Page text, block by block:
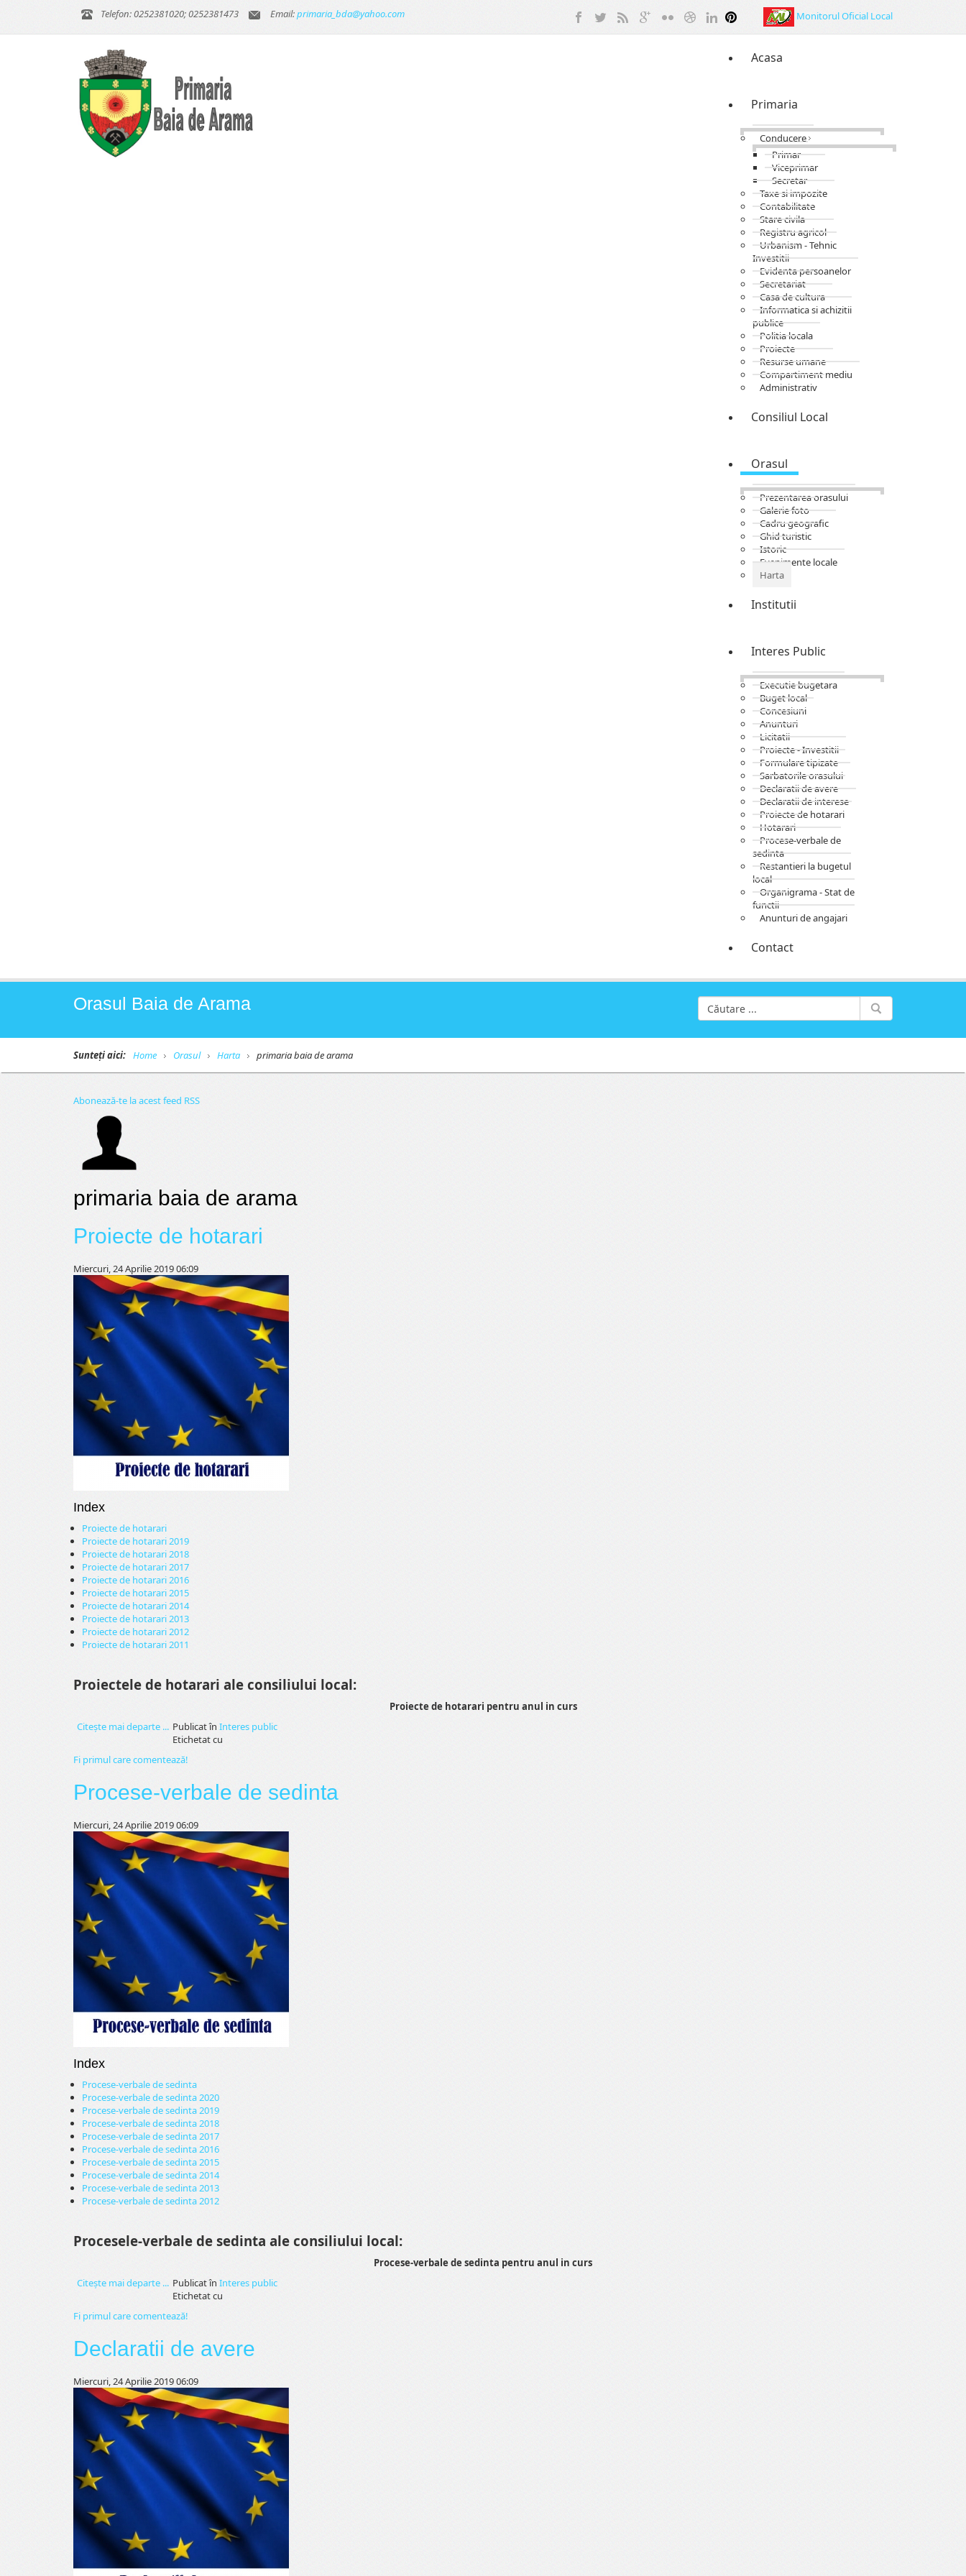
Telefon: 0252381020; 0252381473 Email:primaria_bda@yahoo.com Monitorul Oficial Local
Acasa
Primaria
Conducere
Primar
Viceprimar
Secretar
Taxe si impozite
Contabilitate
Stare civila
Registru agricol
Urbanism - Tehnic
Investitii
Evidenta persoanelor
Secretariat
Casa de cultura
Informatica si achizitii
publice
Politia locala
Proiecte
Resurse umane
Compartiment mediu
Administrativ
Consiliul Local
Orasul
Prezentarea orasului
Galerie foto
Cadru geografic
Ghid turistic
Istoric
Evenimente locale
Harta
Institutii
Interes Public
Executie bugetara
Buget local
Concesiuni
Anunturi
Licitatii
Proiecte - Investitii
Formulare tipizate
Sarbatorile orasului
Declaratii de avere
Declaratii de interese
Proiecte de hotarari
Hotarari
Procese-verbale de
sedinta
Restantieri la bugetul
local
Organigrama - Stat de
functii
Anunturi de angajari
Contact
Orasul Baia de Arama
Sunteți aici: Home Orasul Harta primaria baia de arama
Abonează-te la acest feed RSS
primaria baia de arama
Proiecte de hotarari
Miercuri, 24 Aprilie 2019 06:09
Index
Proiecte de hotarari
Proiecte de hotarari 2019
Proiecte de hotarari 2018
Proiecte de hotarari 2017
Proiecte de hotarari 2016
Proiecte de hotarari 2015
Proiecte de hotarari 2014
Proiecte de hotarari 2013
Proiecte de hotarari 2012
Proiecte de hotarari 2011
Proiectele de hotarari ale consiliului local:
Proiecte de hotarari pentru anul in curs
Citeşte mai departe ... Publicat în Interes public
Etichetat cu
Fi primul care comentează!
Procese-verbale de sedinta
Miercuri, 24 Aprilie 2019 06:09
Index
Procese-verbale de sedinta
Procese-verbale de sedinta 2020
Procese-verbale de sedinta 2019
Procese-verbale de sedinta 2018
Procese-verbale de sedinta 2017
Procese-verbale de sedinta 2016
Procese-verbale de sedinta 2015
Procese-verbale de sedinta 2014
Procese-verbale de sedinta 2013
Procese-verbale de sedinta 2012
Procesele-verbale de sedinta ale consiliului local:
Procese-verbale de sedinta pentru anul in curs
Citeşte mai departe ... Publicat în Interes public
Etichetat cu
Fi primul care comentează!
Declaratii de avere
Miercuri, 24 Aprilie 2019 06:09